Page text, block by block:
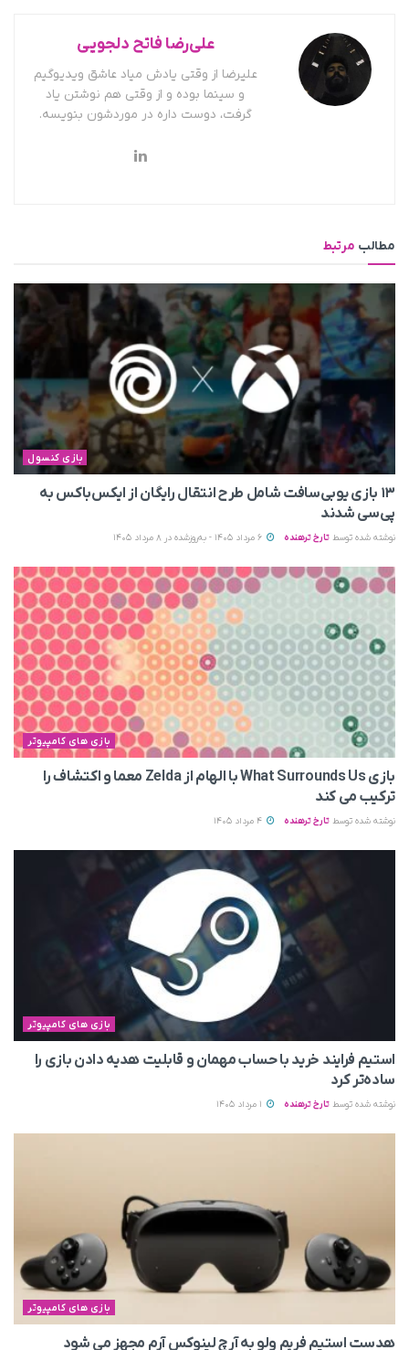
علی‌رضا فاتح دلجویی
علیرضا از وقتی یادش میاد عاشق ویدیوگیم
و سینما بوده و از وقتی هم نوشتن یاد
گرفت، دوست داره در موردشون بنویسه.
مطالب مرتبط
بازی کنسول
۱۳ بازی یوبی‌سافت شامل طرح انتقال رایگان از ایکس‌باکس به
پی‌سی شدند
نوشته شده توسط تارخ ترهنده
بازی های کامپیوتر
بازی What Surrounds Us با الهام از Zelda معما و اکتشاف را
ترکیب می‌ کند
نوشته شده توسط تارخ ترهنده
بازی های کامپیوتر
استیم فرایند خرید با حساب مهمان و قابلیت هدیه دادن بازی را
ساده‌تر کرد
نوشته شده توسط تارخ ترهنده
بازی های کامپیوتر
هدست استیم فریم ولو به آرچ لینوکس آرم مجهز می‌ شود